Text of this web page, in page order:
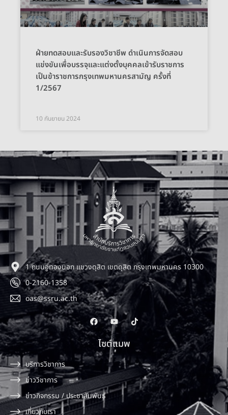
ฝ่ายทดสอบและรับรองวิชาชีพ ดำเนินการจัดสอบ
แข่งขันเพื่อบรรจุและแต่งตั้งบุคคลเข้ารับราชการ
เป็นข้าราชการกรุงเทพมหานครสามัญ ครั้งที่
1/2567
10 กันยายน 2024
1 ถนนอู่ทองนอก แขวงดุสิต เขตดุสิต กรุงเทพมหานคร 10300
0-2160-1358
oas@ssru.ac.th
ไซต์แมพ
บริการวิชาการ
ข่าววิชาการ
ข่าวกิจกรรม / ประชาสัมพันธ์
เกี่ยวกับเรา